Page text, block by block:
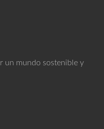
un mundo sostenible y